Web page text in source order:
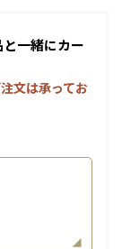
一緒にカー
文は承ってお